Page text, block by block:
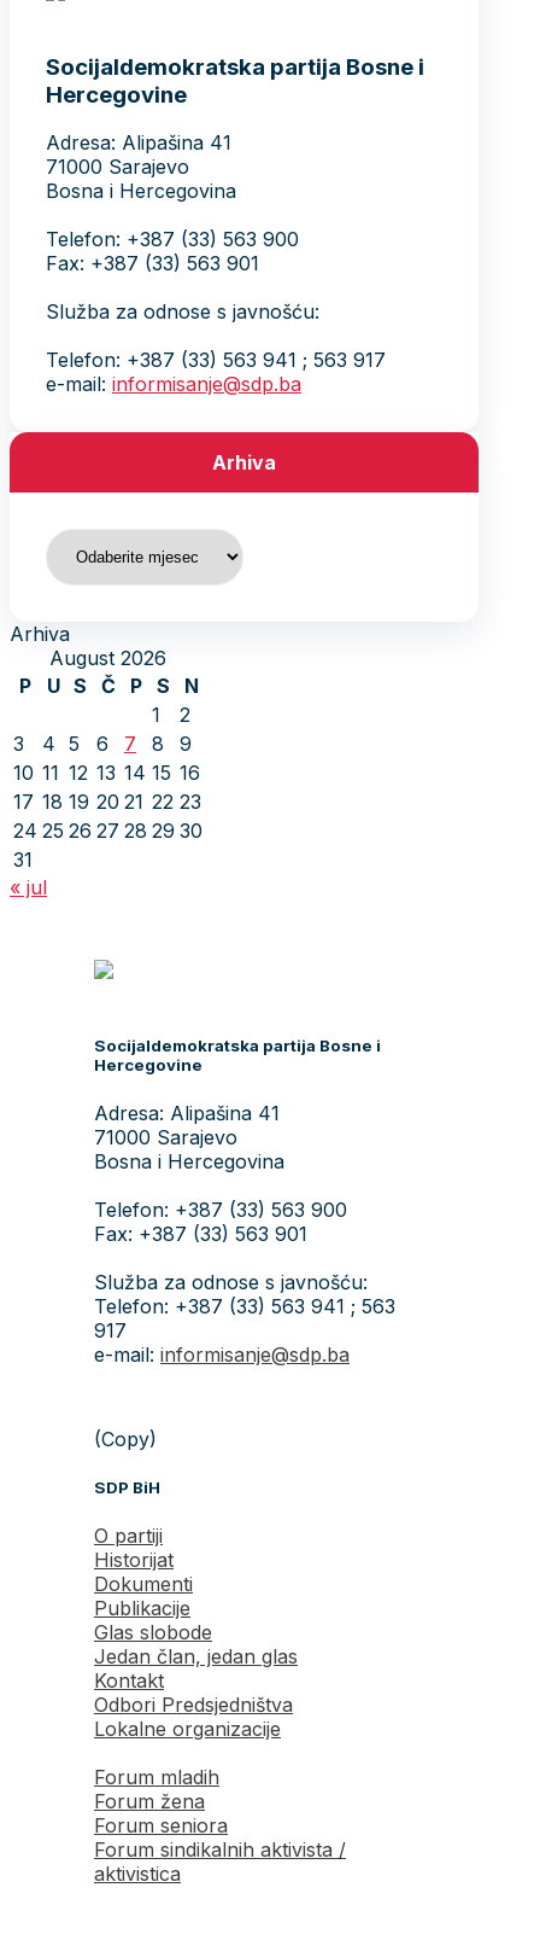
Socijaldemokratska partija Bosne i
Hercegovine
Adresa: Alipašina 41
71000 Sarajevo
Bosna i Hercegovina
Telefon: +387 (33) 563 900
Fax: +387 (33) 563 901
Služba za odnose s javnošću:
Telefon: +387 (33) 563 941 ; 563 917
e-mail: informisanje@sdp.ba
Arhiva
Arhiva
Arhiva
August 2026
P
U S Č P S
N
1
2
3
4 5 6 7 8
9
10 11 12 13 14 15 16
17 18 19 20 21 22 23
24 25 26 27 28 29 30
31
« jul
Socijaldemokratska partija Bosne i
Hercegovine
Adresa: Alipašina 41
71000 Sarajevo
Bosna i Hercegovina
Telefon: +387 (33) 563 900
Fax: +387 (33) 563 901
Služba za odnose s javnošću:
Telefon: +387 (33) 563 941 ; 563
917
e-mail: informisanje@sdp.ba
(Copy)
SDP BiH
O partiji
Historijat
Dokumenti
Publikacije
Glas slobode
Jedan član, jedan glas
Kontakt
Odbori Predsjedništva
Lokalne organizacije
Forum mladih
Forum žena
Forum seniora
Forum sindikalnih aktivista /
aktivistica